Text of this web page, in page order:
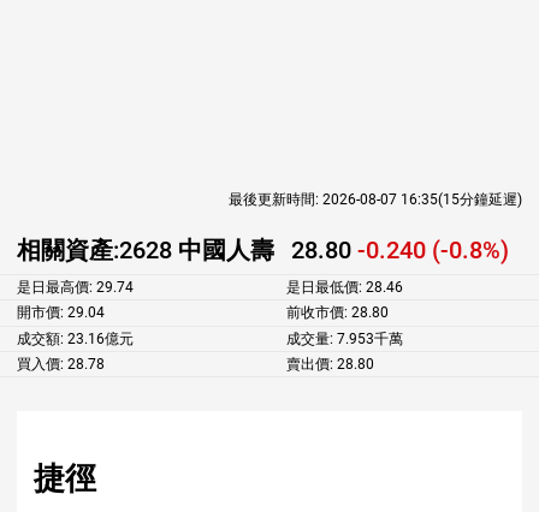
最後更新時間: 2026-08-07 16:35(15分鐘延遲)
相關資產:2628 中國人壽 28.80 -0.240 (-0.8%)
是日最高價: 29.74 是日最低價: 28.46
開市價: 29.04 前收市價: 28.80
成交額: 23.16億元 成交量: 7.953千萬
買入價: 28.78 賣出價: 28.80
捷徑